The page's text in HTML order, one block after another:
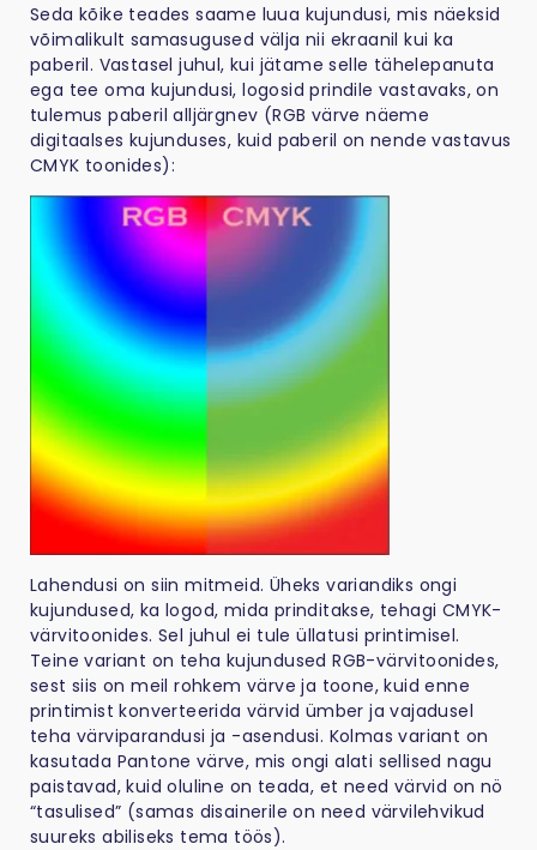
Seda kõike teades saame luua kujundusi, mis näeksid
võimalikult samasugused välja nii ekraanil kui ka
paberil. Vastasel juhul, kui jätame selle tähelepanuta
ega tee oma kujundusi, logosid prindile vastavaks, on
tulemus paberil alljärgnev (RGB värve näeme
digitaalses kujunduses, kuid paberil on nende vastavus
CMYK toonides):
Lahendusi on siin mitmeid. Üheks variandiks ongi
kujundused, ka logod, mida prinditakse, tehagi CMYK-
värvitoonides. Sel juhul ei tule üllatusi printimisel.
Teine variant on teha kujundused RGB-värvitoonides,
sest siis on meil rohkem värve ja toone, kuid enne
printimist konverteerida värvid ümber ja vajadusel
teha värviparandusi ja -asendusi. Kolmas variant on
kasutada Pantone värve, mis ongi alati sellised nagu
paistavad, kuid oluline on teada, et need värvid on nö
“tasulised” (samas disainerile on need värvilehvikud
suureks abiliseks tema töös).